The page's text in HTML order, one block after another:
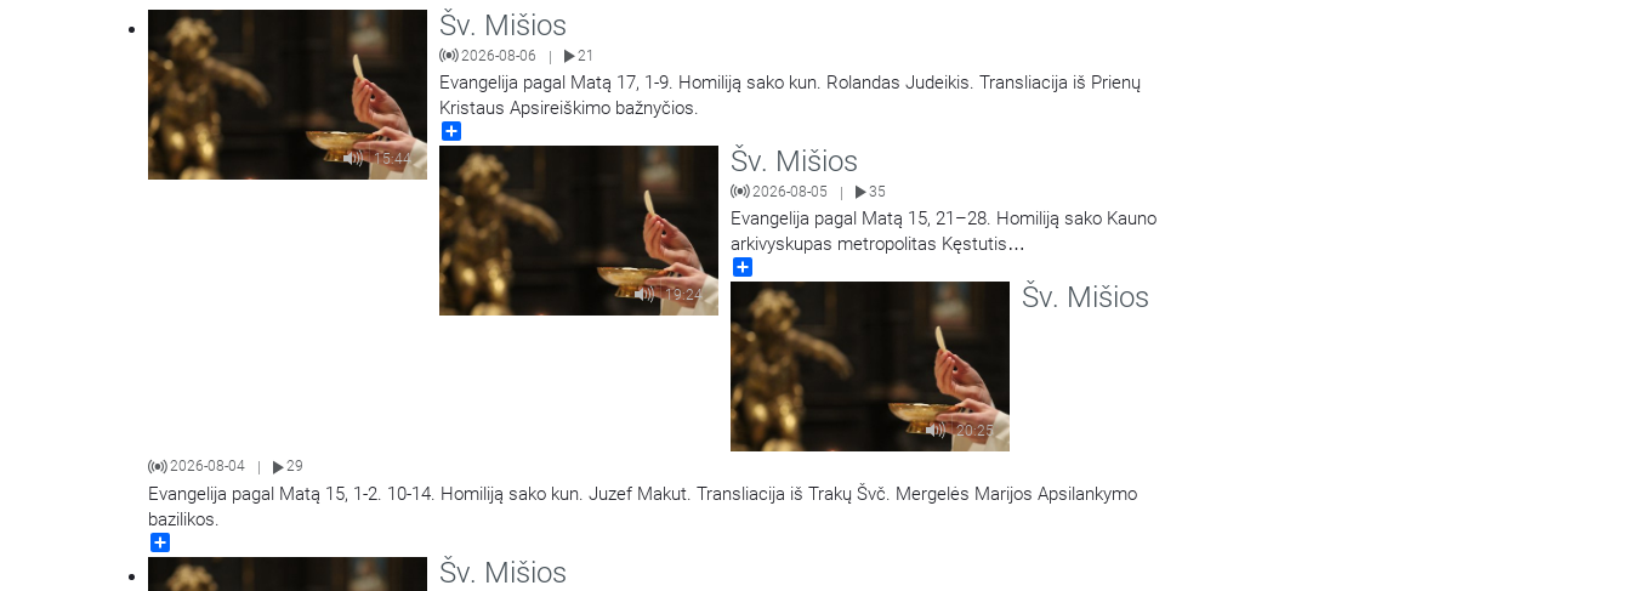
15:44
Šv. Mišios
2026-08-06 | 21
Evangelija pagal Matą 17, 1-9. Homiliją sako kun. Rolandas Judeikis. Transliacija iš Prienų
Kristaus Apsireiškimo bažnyčios.
19:24
Šv. Mišios
2026-08-05 | 35
Evangelija pagal Matą 15, 21–28. Homiliją sako Kauno
arkivyskupas metropolitas Kęstutis
Kėvalas.Transliacija iš Šiluvos Švč. Mergelės Marijos
Gimimo bazilikos.
20:25
Šv. Mišios
2026-08-04 29
Evangelija pagal Matą 15, 1-2. 10-14. Homiliją sako kun. Juzef Makut. Transliacija iš Trakų Švč. Mergelės Marijos Apsilankymo
bazilikos.
Šv. Mišios